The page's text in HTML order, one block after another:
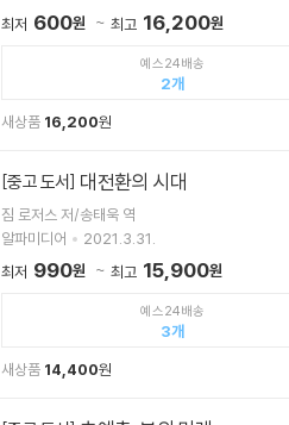
최저 600원 최고 16,200원
예스24배송
2
새상품 16,200원
[중고 도서] 대전환의 시대
짐 로저스 저/송태욱 역
알파미디어
2021.3.31.
최저 990원 최고 15,900원
예스24배송
3
새상품 14,400원